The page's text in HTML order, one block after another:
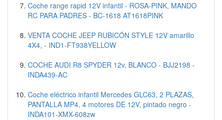
Coche range rapid 12V infantil - ROSA-PINK, MANDO
RC PARA PADRES - BC-1618 AT1618PINK
VENTA COCHE JEEP RUBICÓN STYLE 12V amarillo
4X4, - IND1-FT938YELLOW
COCHE AUDI R8 SPYDER 12v, BLANCO - BJJ2198 -
INDA439-AC
Coche eléctrico infantil Mercedes GLC63, 2 PLAZAS,
PANTALLA MP4, 4 motores DE 12V, pintado negro -
INDA101-XMX-608zw